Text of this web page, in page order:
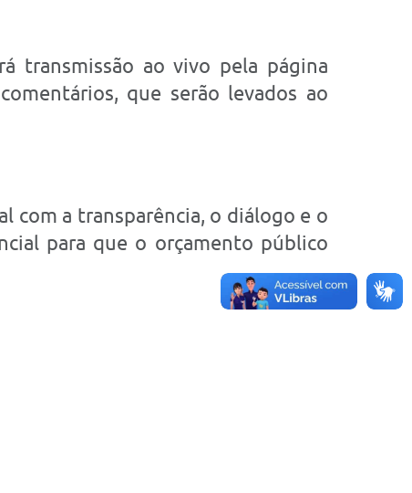
transmissão ao vivo pela página
que serão levados ao
com a transparência, o diálogo e o
para que o orçamento público